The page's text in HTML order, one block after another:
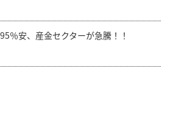
％安、産金セクターが急騰！！